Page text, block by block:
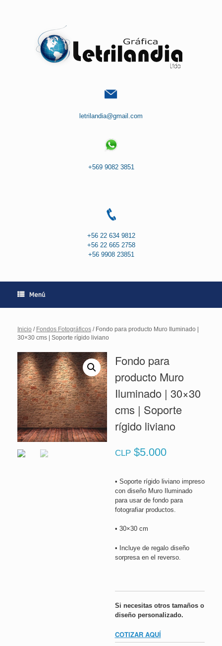
letrilandia@gmail.com
+569 9082 3851
+56 22 634 9812
+56 22 665 2758
+56 9908 23851
Menú
Inicio / Fondos Fotográficos / Fondo para producto Muro Iluminado |
30×30 cms | Soporte rígido liviano
Fondo para
producto Muro
Iluminado | 30×30
cms | Soporte
rígido liviano
CLP $5.000
• Soporte rígido liviano impreso
con diseño Muro Iluminado
para usar de fondo para
fotografiar productos.
• 30×30 cm
• Incluye de regalo diseño
sorpresa en el reverso.
Si necesitas otros tamaños o
diseño personalizado.
COTIZAR AQUÍ